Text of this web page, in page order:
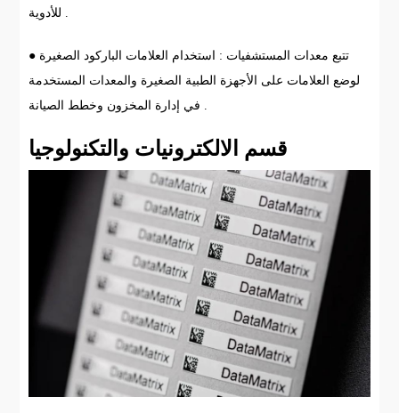
● تتبع معدات المستشفيات : استخدام العلامات الباركود الصغيرة
لوضع العلامات على الأجهزة الطبية الصغيرة والمعدات المستخدمة
قسم الالكترونيات والتكنولوجيا